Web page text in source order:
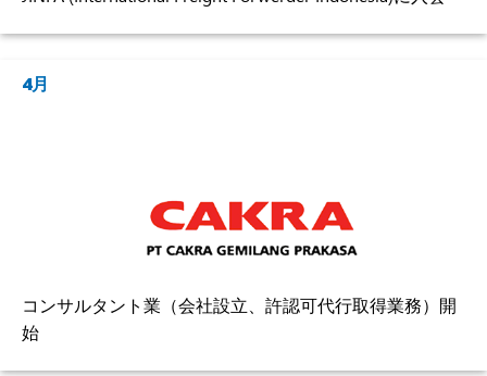
4月
コンサルタント業（会社設立、許認可代行取得業務）開
始